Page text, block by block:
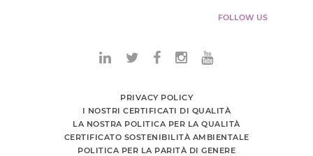
FOLLOW US
PRIVACY POLICY
I NOSTRI CERTIFICATI DI QUALITÀ
LA NOSTRA POLITICA PER LA QUALITÀ
CERTIFICATO SOSTENIBILITÀ AMBIENTALE
POLITICA PER LA PARITÀ DI GENERE